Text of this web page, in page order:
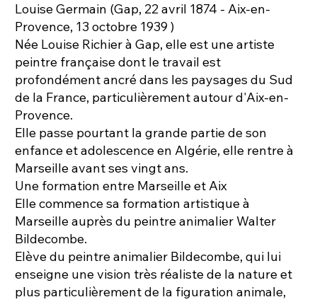
Louise Germain (Gap, 22 avril 1874 - Aix-en-
Provence, 13 octobre 1939 )
Née Louise Richier à Gap, elle est une artiste
peintre française dont le travail est
profondément ancré dans les paysages du Sud
de la France, particulièrement autour d'Aix-en-
Provence.
Elle passe pourtant la grande partie de son
enfance et adolescence en Algérie, elle rentre à
Marseille avant ses vingt ans.
Une formation entre Marseille et Aix
Elle commence sa formation artistique à
Marseille auprès du peintre animalier Walter
Bildecombe.
Elève du peintre animalier Bildecombe, qui lui
enseigne une vision très réaliste de la nature et
plus particulièrement de la figuration animale,